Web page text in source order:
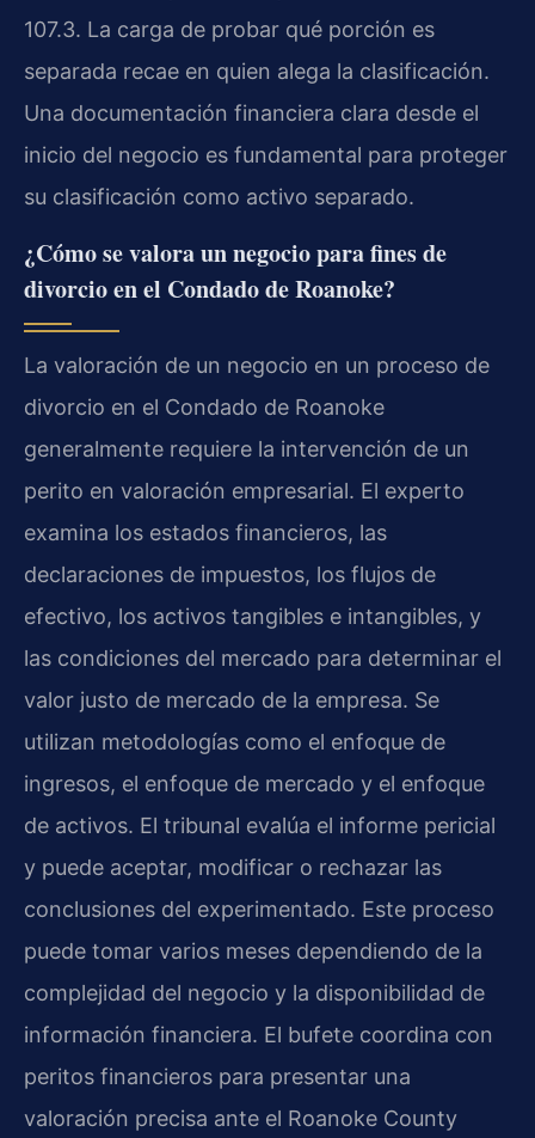
107.3. La carga de probar qué porción es
separada recae en quien alega la clasificación.
Una documentación financiera clara desde el
inicio del negocio es fundamental para proteger
su clasificación como activo separado.
¿Cómo se valora un negocio para fines de
divorcio en el Condado de Roanoke?
La valoración de un negocio en un proceso de
divorcio en el Condado de Roanoke
generalmente requiere la intervención de un
perito en valoración empresarial. El experto
examina los estados financieros, las
declaraciones de impuestos, los flujos de
efectivo, los activos tangibles e intangibles, y
las condiciones del mercado para determinar el
valor justo de mercado de la empresa. Se
utilizan metodologías como el enfoque de
ingresos, el enfoque de mercado y el enfoque
de activos. El tribunal evalúa el informe pericial
y puede aceptar, modificar o rechazar las
conclusiones del experimentado. Este proceso
puede tomar varios meses dependiendo de la
complejidad del negocio y la disponibilidad de
información financiera. El bufete coordina con
peritos financieros para presentar una
valoración precisa ante el Roanoke County